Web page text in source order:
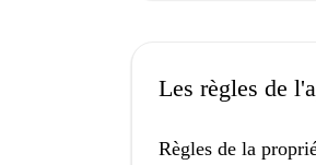
Les règles de
Règles de la